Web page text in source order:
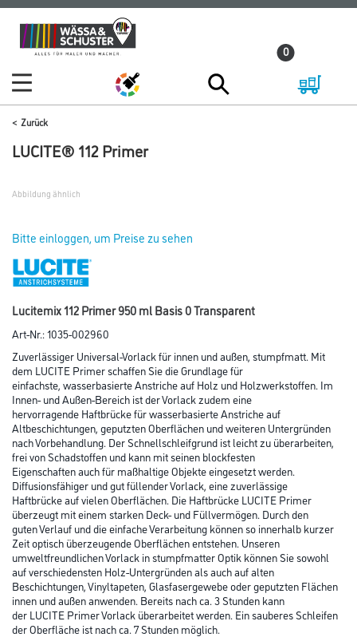
Zum
Inhalt
Zum
Navigationsmenü
0
Zurück
LUCITE® 112 Primer
Abbildung ähnlich
Bitte einloggen, um Preise zu sehen
Lucitemix 112 Primer 950 ml Basis 0 Transparent
Art-Nr.:1035-002960
Zuverlässiger Universal-Vorlack für innen und außen, stumpfmatt. Mit
dem LUCITE Primer schaffen Sie die Grundlage für
einfachste, wasserbasierte Anstriche auf Holz und Holzwerkstoffen. Im
Innen- und Außen-Bereich ist der Vorlack zudem eine
hervorragende Haftbrücke für wasserbasierte Anstriche auf
Altbeschichtungen, geputzten Oberflächen und weiteren Untergründen
nach Vorbehandlung. Der Schnellschleifgrund ist leicht zu überarbeiten,
frei von Schadstoffen und kann mit seinen blockfesten
Eigenschaften auch für maßhaltige Objekte eingesetzt werden.
Diffusionsfähiger und gut füllender Vorlack, eine zuverlässige
Haftbrücke auf vielen Oberflächen. Die Haftbrücke LUCITE Primer
überzeugt mit einem starken Deck- und Füllvermögen. Durch den
guten Verlauf und die einfache Verarbeitung können so innerhalb kurzer
Zeit optisch überzeugende Oberflächen entstehen. Unseren
umweltfreundlichen Vorlack in stumpfmatter Optik können Sie sowohl
auf verschiedensten Holz-Untergründen als auch auf alten
Beschichtungen, Vinyltapeten, Glasfasergewebe oder geputzten Flächen
innen und außen anwenden. Bereits nach ca. 3 Stunden kann
der LUCITE Primer Vorlack überarbeitet werden. Ein sauberes Schleifen
der Oberfläche ist nach ca. 7 Stunden möglich.